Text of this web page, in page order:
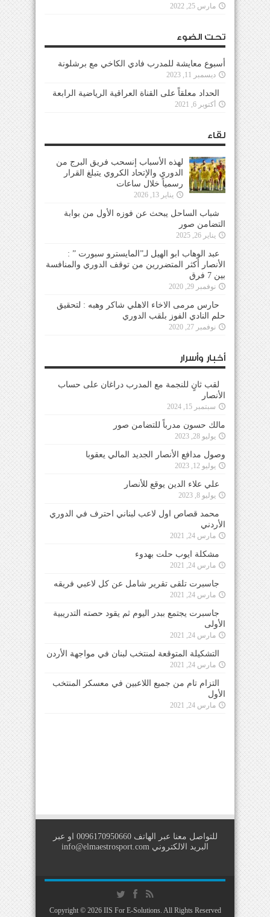
مارس 25, 2022
تحت الضوء
أسبوع معايشة للمدرب فادي الكاخي مع برشلونة
ديسمبر 11, 2023
الحداد معلقاً على القناة العراقية الرياضية الرابعة
أكتوبر 6, 2021
لقاء
لهذه الأسباب إنسحب فريق البرج من
الدوري والإتحاد الكروي يتبلغ القرار
رسمياً خلال ساعات
يناير 13, 2026
شباب الساحل يبحث عن فوزه الأول من بوابة
التضامن صور
يناير 26, 2025
عبد الوهاب ابو الهيل لـ”المايسترو سبورت ” :
الأنصار أكثر المتضررين من توقف الدوري والمنافسة
بين 7 فرق
نوفمبر 29, 2020
حارس مرمى الاخاء الاهلي شاكر وهبه : لتحقيق
حلم النادي الفوز بلقب الدوري
نوفمبر 27, 2020
أخبار وأسرار
لقب ثانٍ للنجمة مع المدرب دراغان على حساب
الأنصار
سبتمبر 15, 2024
مالك حسون مدرباً للتضامن صور
يوليو 28, 2023
وصول مدافع الأنصار الجديد المالي يعقوبا
يوليو 12, 2023
علي علاء الدين يوقع للأنصار
يوليو 8, 2023
محمد قصاص اول لاعب لبناني احترف في الدوري
الأردني
مارس 24, 2021
مشكلة ايوب حلت بهدوء
مارس 24, 2021
جاسبرت تلقى تقرير شامل عن كل لاعبي فريقه
مارس 24, 2021
جاسبرت يجتمع ببدر اليوم ثم يقود حصته التدريبية
الأولى
مارس 24, 2021
التشكيلة المتوقعة لمنتخب لبنان في مواجهة الأردن
مارس 24, 2021
التزام تام من جميع اللاعبين في معسكر المنتخب
الأول
مارس 24, 2021
للتواصل معنا عبر الهاتف 0096170950660 او عبر
البريد الالكتروني info@elmaestrosport.com
Copyright © 2026 IIS For E-Solutions. All Rights Reserved